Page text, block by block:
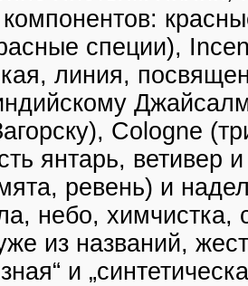
специи),
линия,
Cologne
янтарь, ветивер
ревень) и
небо, химчистка,
из названий,
и